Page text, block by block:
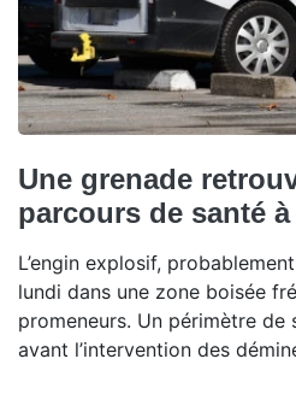
Une grenade
parcours de santé
L’engin explosif,
lundi dans une zone boisée
promeneurs. Un périmètre de
avant l’intervention des